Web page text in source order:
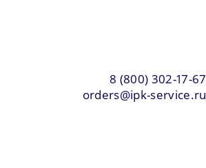
8 (800) 302-17-67
orders@ipk-service.ru